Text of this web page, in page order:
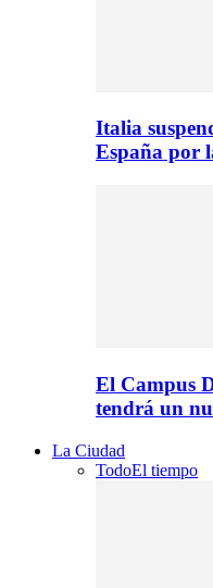
Italia
España por
El Campus
tendrá un
La Ciudad
TodoEl tiempo